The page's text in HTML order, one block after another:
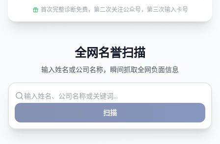
首次完整诊断免费，第二次关注公众号，第三次输入卡号
全网名誉扫描
输入姓名或公司名称，瞬间抓取全网负面信息
扫描